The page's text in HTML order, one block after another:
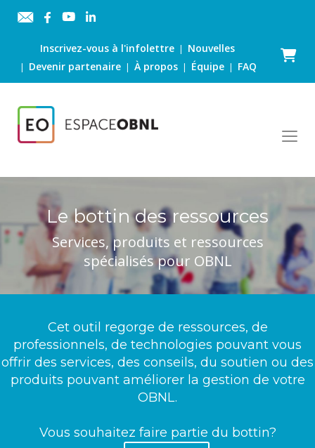
Inscrivez-vous à l'infolettre| Nouvelles
| Devenir partenaire |À propos | Équipe | FAQ
Panier
Le bottin des ressources
Services, produits et ressources
spécialisés pour OBNL
Cet outil regorge de ressources, de
professionnels, de technologies pouvant vous
offrir des services, des conseils, du soutien ou des
produits pouvant améliorer la gestion de votre
OBNL.
Vous souhaitez faire partie du bottin?